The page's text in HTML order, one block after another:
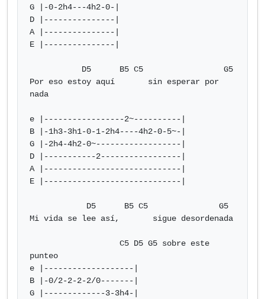
G |-0-2h4---4h2-0-|
D |---------------|
A |---------------|
E |---------------|
Por eso estoy aquí       sin esperar por
nada
e |-----------------2~----------|
B |-1h3-3h1-0-1-2h4----4h2-0-5~-|
G |-2h4-4h2-0~------------------|
D |-----------2-----------------|
A |-----------------------------|
E |-----------------------------|
Mi vida se lee así,       sigue desordenada
punteo
e |-------------------|
B |-0/2-2-2-2/0-------|
G |-------------3-3h4-|